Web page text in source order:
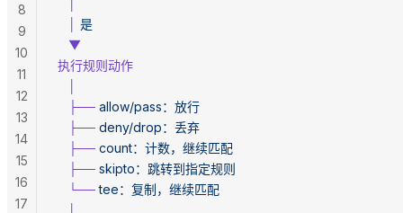
是
   ▼
执行规则动作
   ├──
allow/pass：放行
   ├──
deny/drop：丢弃
   ├──
count：计数，继续匹配
   ├──
skipto：跳转到指定规则
   └──
tee：复制，继续匹配
8
9
10
11
12
13
14
15
16
17